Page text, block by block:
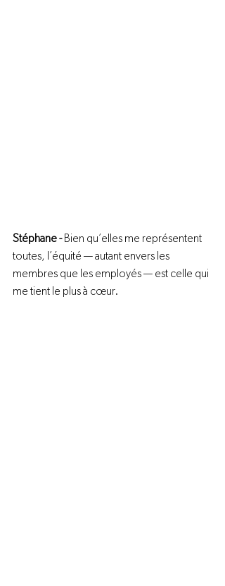
Stéphane - Bien qu’elles me représentent
toutes, l’équité — autant envers les
membres que les employés — est celle qui
me tient le plus à cœur.